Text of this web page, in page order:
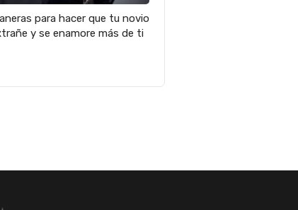
para hacer que tu novio
y se enamore más de ti